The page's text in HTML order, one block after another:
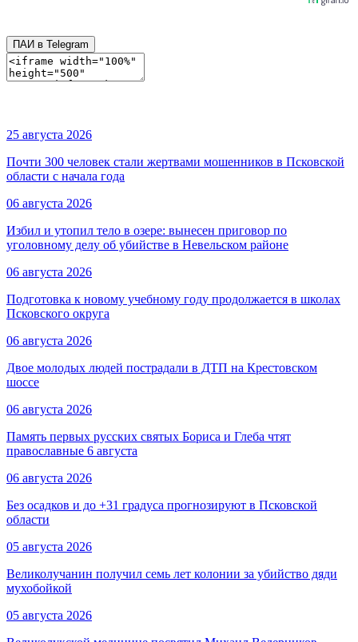
ПАИ в Telegram
25 августа 2026
Почти 300 человек стали жертвами мошенников в Псковской
области с начала года
06 августа 2026
Избил и утопил тело в озере: вынесен приговор по
уголовному делу об убийстве в Невельском районе
06 августа 2026
Подготовка к новому учебному году продолжается в школах
Псковского округа
06 августа 2026
Двое молодых людей пострадали в ДТП на Крестовском
шоссе
06 августа 2026
Память первых русских святых Бориса и Глеба чтят
православные 6 августа
06 августа 2026
Без осадков и до +31 градуса прогнозируют в Псковской
области
05 августа 2026
Великолучанин получил семь лет колонии за убийство дяди
мухобойкой
05 августа 2026